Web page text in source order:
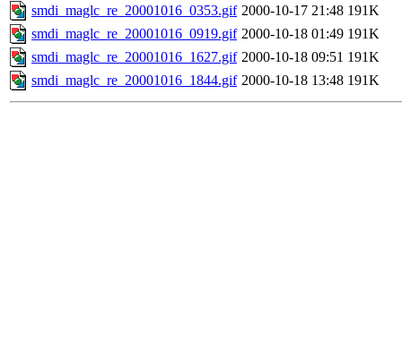
smdi_maglc_re_20001016_0353.gif 2000-10-17 21:48 191K
smdi_maglc_re_20001016_0919.gif 2000-10-18 01:49 191K
smdi_maglc_re_20001016_1627.gif 2000-10-18 09:51 191K
smdi_maglc_re_20001016_1844.gif 2000-10-18 13:48 191K